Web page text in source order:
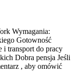
Wymagania:
Gotowność
i transport do pracy
Dobra pensja Jeśli
, aby omówić